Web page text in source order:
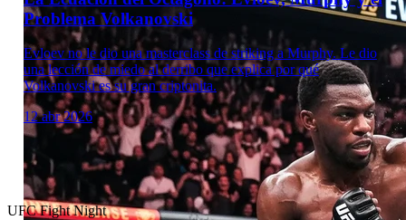
Problema Volkanovski
Evloev no le dio una masterclass de striking a Murphy. Le dio
una lección de miedo al derribo que explica por qué
Volkanovski es su gran criptonita.
12 abr 2026
UFC Fight Night